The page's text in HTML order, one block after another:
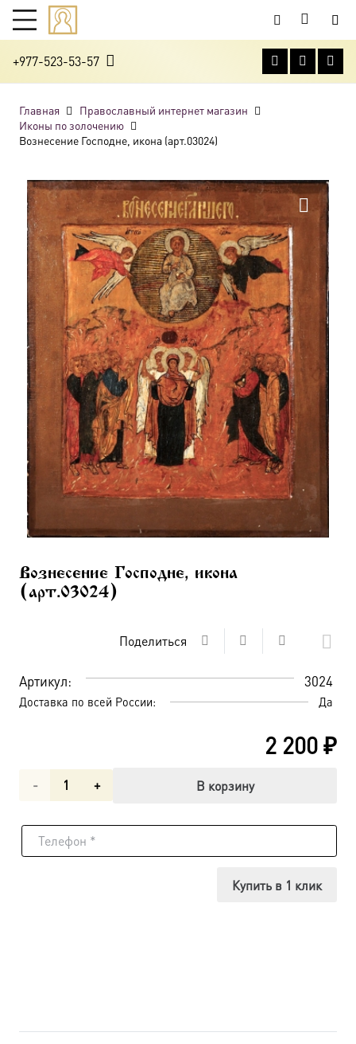
+977-523-53-57
Главная
Православный интернет магазин
Иконы по золочению
Вознесение Господне, икона (арт.03024)
Вознесение Господне, икона
(арт.03024)
Поделиться
Артикул: 3024
Доставка по всей России: Да
2 200₽
Количество
Вознесение
В корзину
Купить в 1 клик